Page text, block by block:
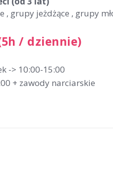
, grupy jeżdżące , grupy
/ dziennie)
-> 10:00-15:00
+ zawody narciarskie